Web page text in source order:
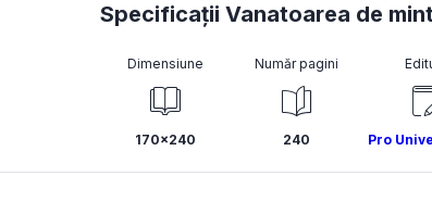
Specificații Vanatoarea de
Dimensiune
170x240
Număr pagini
240 Pro